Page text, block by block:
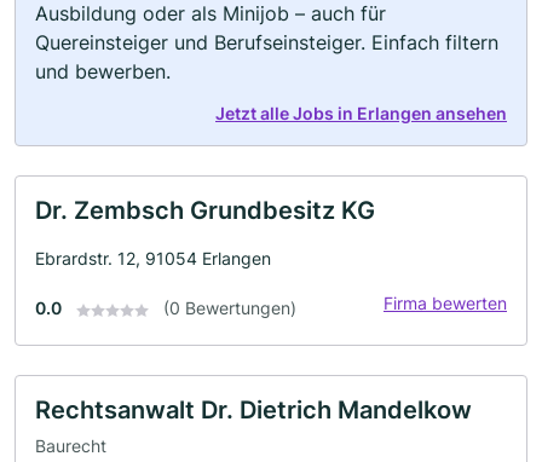
Ausbildung oder als Minijob – auch für
Quereinsteiger und Berufseinsteiger. Einfach filtern
und bewerben.
Jetzt alle Jobs in Erlangen ansehen
Dr. Zembsch Grundbesitz KG
Ebrardstr. 12, 91054 Erlangen
0.0 (0 Bewertungen) Firma bewerten
Rechtsanwalt Dr. Dietrich Mandelkow
Baurecht